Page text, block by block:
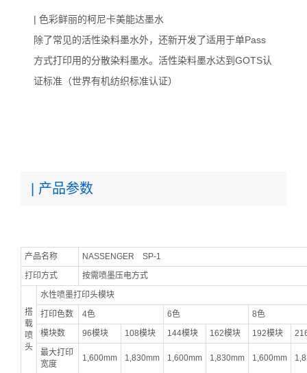
| 色彩鲜丽的柯尼卡美能达墨水
除了常见的活性染料墨水外，还新开发了适用于单Pass
方式打印用的分散染料墨水。活性染料墨水达到GOTS认
证标准（世界有机纺织标准认证）
| 产品参数
产品名称
NASSENGER SP-1
打印方式
按需喷墨压电方式
搭
载
喷
头
水性喷墨打印头模块
打印色数
4色 6色
8色
模块数
96模块 108模块 144模块 162模块 192模块
最大打印
宽度
1,600mm 1,830mm 1,600mm 1,830mm 1,600mm